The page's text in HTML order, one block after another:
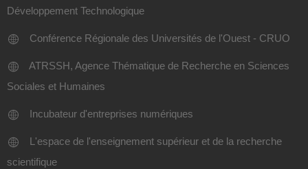
Développement Technologique
Conférence Régionale des Universités de l'Ouest - CRUO
ATRSSH, Agence Thématique de Recherche en Sciences
Sociales et Humaines
Incubateur d'entreprises numériques
L'espace de l'enseignement supérieur et de la recherche
scientifique